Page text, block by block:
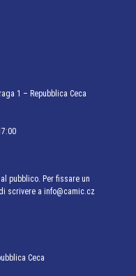
1 – Repubblica Ceca
pubblico. Per fissare un
scrivere a info@camic.cz
Ceca